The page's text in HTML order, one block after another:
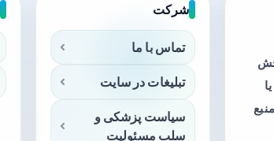
شرکت
تماس با ما
تبلیغات در سایت
سیاست پزشکی و
سلب مسئولیت